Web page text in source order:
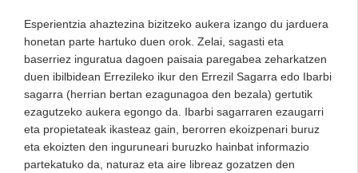
Esperientzia ahaztezina bizitzeko aukera izango du jarduera
honetan parte hartuko duen orok. Zelai, sagasti eta
baserriez inguratua dagoen paisaia paregabea zeharkatzen
duen ibilbidean Errezileko ikur den Errezil Sagarra edo Ibarbi
sagarra (herrian bertan ezagunagoa den bezala) gertutik
ezagutzeko aukera egongo da. Ibarbi sagarraren ezaugarri
eta propietateak ikasteaz gain, berorren ekoizpenari buruz
eta ekoizten den inguruneari buruzko hainbat informazio
partekatuko da, naturaz eta aire libreaz gozatzen den